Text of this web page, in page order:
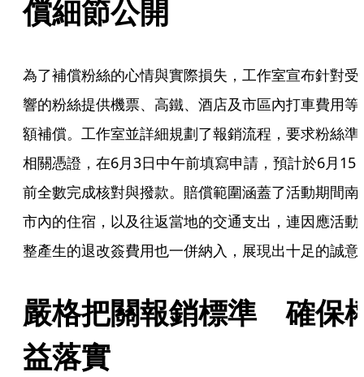
償細節公開
為了補償粉絲的心情與實際損失，工作室宣布針對受
響的粉絲提供機票、高鐵、酒店及市區內打車費用等
額補償。工作室並詳細規劃了報銷流程，要求粉絲準
相關憑證，在6月3日中午前填寫申請，預計於6月15
前全數完成核對與撥款。賠償範圍涵蓋了活動期間南
市內的住宿，以及往返當地的交通支出，連因應活動
整產生的退改簽費用也一併納入，展現出十足的誠意
嚴格把關報銷標準　確保
益落實